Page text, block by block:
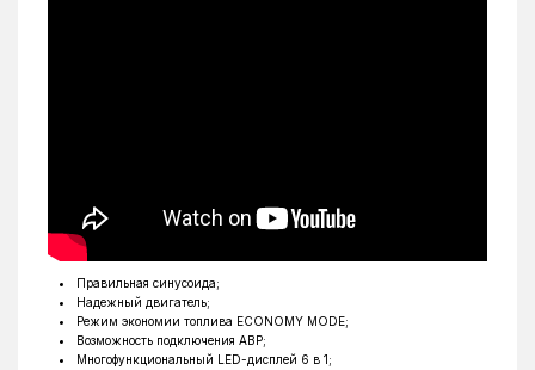
Класс защиты
Ключ свечной - 1 шт, Упаковка, Инструкция,
Уровень шума
Страна производитель
Правильная синусоида;
Надежный двигатель;
Режим экономии топлива ECONOMY MODE;
Возможность подключения АВР;
Многофункциональный LED-дисплей 6 в 1;